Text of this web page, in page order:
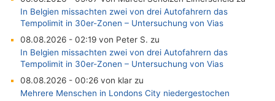
In Belgien missachten zwei von drei Autofahrern das
Tempolimit in 30er-Zonen – Untersuchung von Vias
08.08.2026 - 02:19 von Peter S. zu
In Belgien missachten zwei von drei Autofahrern das
Tempolimit in 30er-Zonen – Untersuchung von Vias
08.08.2026 - 00:26 von klar zu
Mehrere Menschen in Londons City niedergestochen